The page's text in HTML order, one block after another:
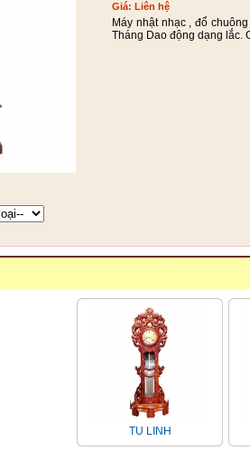
Giá: Liên hệ
Máy nhật nhạc , đổ
Tháng Dao động dạng lắc.
TU LINH